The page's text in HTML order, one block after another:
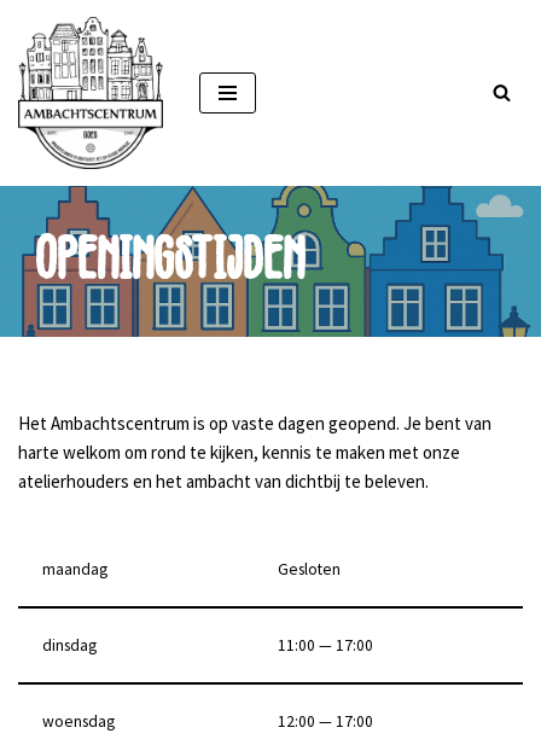
Ga
naar
de
inhoud
Openingstijden
Het Ambachtscentrum is op vaste dagen geopend. Je bent van
harte welkom om rond te kijken, kennis te maken met onze
atelierhouders en het ambacht van dichtbij te beleven.
maandag Gesloten
dinsdag 11:00 — 17:00
woensdag 12:00 — 17:00